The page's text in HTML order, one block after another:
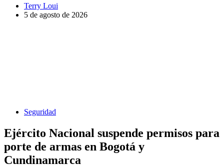
Terry Loui
5 de agosto de 2026
Seguridad
Ejército Nacional suspende permisos para
porte de armas en Bogotá y
Cundinamarca